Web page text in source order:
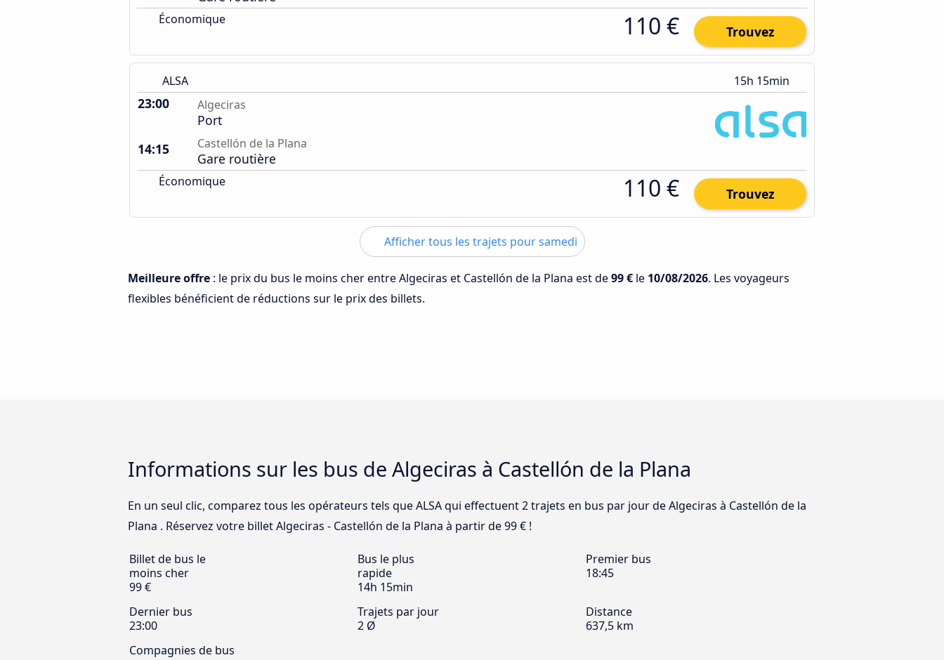
Économique 110 € Trouvez
ALSA 15h 15min
23:00 Algeciras
Port
14:15
Castellón de la Plana
Gare routière
Économique 110 € Trouvez
Afficher tous les trajets pour samedi
Meilleure offre : le prix du bus le moins cher entre Algeciras et Castellón de la Plana est de99 € le 10/08/2026. Les voyageurs
flexibles bénéficient de réductions sur le prix des billets.
Informations sur les bus de Algeciras à Castellón de la Plana
En un seul clic, comparez tous les opérateurs tels que ALSA qui effectuent 2 trajets en bus par jour de Algeciras à Castellón de la
Plana . Réservez votre billet Algeciras - Castellón de la Plana à partir de 99 € !
Billet de bus le
moins cher
99 €
Bus le plus
rapide
14h 15min
Premier bus
18:45
Dernier bus
23:00
Trajets par jour
2 Ø
Distance
637,5 km
Compagnies de bus